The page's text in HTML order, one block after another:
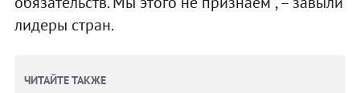
лидеры стран.
ЧИТАЙТЕ ТАКЖЕ